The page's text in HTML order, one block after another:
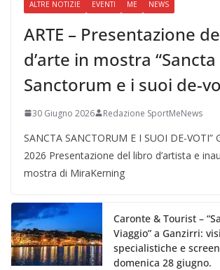
ALTRE NOTIZIE EVENTI ME NEWS
ARTE – Presentazione
d’arte in mostra “Sancta
Sanctorum e i suoi de-
30 Giugno 2026 Redazione SportMeNews
SANCTA SANCTORUM E I SUOI DE-VOTI”
2026 Presentazione del libro d’artista e
mostra di MiraKerning
Caronte & Tourist –
Viaggio” a Ganzirri:
specialistiche e
domenica 28 giugno.